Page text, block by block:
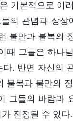
기본적으로 이
의 관념과 상상
불만과 불복의
때 그들은 하나
. 반면 자신의
불복과 불만의
그들의 바람과
진정될 수 있